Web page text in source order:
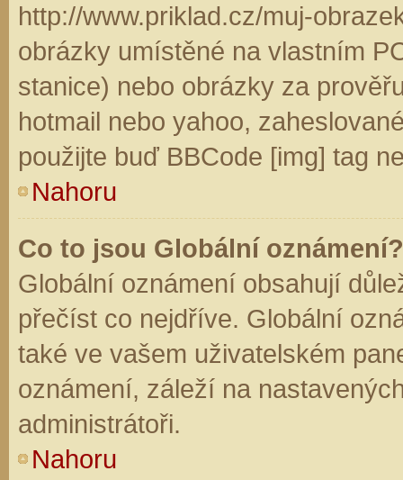
http://www.priklad.cz/muj-
obrázky umístěné na vlastním
stanice) nebo obrázky za
hotmail nebo yahoo,
použijte buď BBCode [img] tag
Nahoru
Co to jsou Globální oznámení?
Globální oznámení obsahují
přečíst co nejdříve. Globální
také ve vašem uživatelském
oznámení, záleží na
administrátoři.
Nahoru